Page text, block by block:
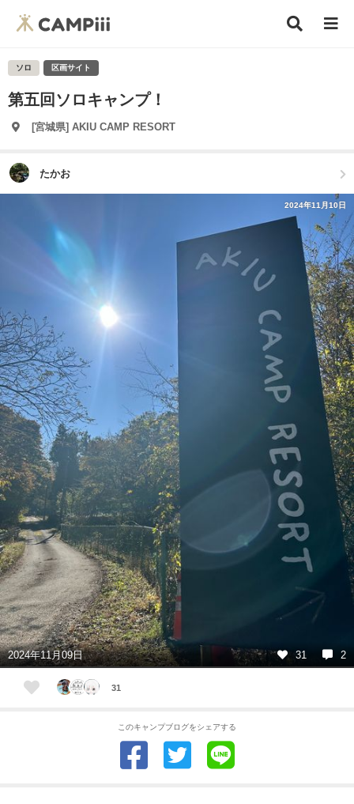
ソロ 区画サイト
第五回ソロキャンプ！
[宮城県] AKIU CAMP RESORT
たかお
2024年11月10日
2024年11月09日 31 2
31
このキャンプブログをシェアする